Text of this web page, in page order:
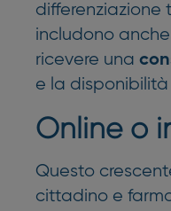
differenziazione
includono
ricevere una
e la
Online o
Questo
cittadino e